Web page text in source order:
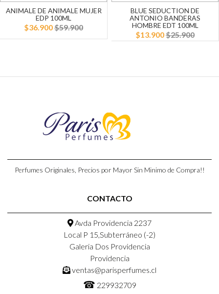
ANIMALE DE ANIMALE MUJER
EDP 100ML
$36.900$59.900
BLUE SEDUCTION DE
ANTONIO BANDERAS
HOMBRE EDT 100ML
$13.900$25.900
Perfumes Originales, Precios por Mayor Sin Minimo de Compra!!
CONTACTO
Avda Providencia 2237
Local P 15,Subterráneo (-2)
Galeria Dos Providencia
Providencia
ventas@parisperfumes.cl
☎ 229932709